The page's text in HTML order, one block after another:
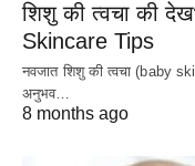
शिशु की त्वचा की
Skincare Tips
नवजात शिशु की त्वचा (baby
अनुभव…
8 months ago